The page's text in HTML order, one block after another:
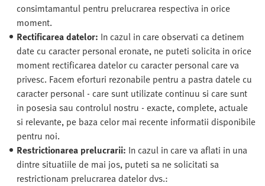
consimtamantul pentru prelucrarea respectiva in orice
moment.
Rectificarea datelor: In cazul in care observati ca detinem
date cu caracter personal eronate, ne puteti solicita in orice
moment rectificarea datelor cu caracter personal care va
privesc. Facem eforturi rezonabile pentru a pastra datele cu
caracter personal - care sunt utilizate continuu si care sunt
in posesia sau controlul nostru - exacte, complete, actuale
si relevante, pe baza celor mai recente informatii disponibile
pentru noi.
Restrictionarea prelucrarii: In cazul in care va aflati in una
dintre situatiile de mai jos, puteti sa ne solicitati sa
restrictionam prelucrarea datelor dvs.: